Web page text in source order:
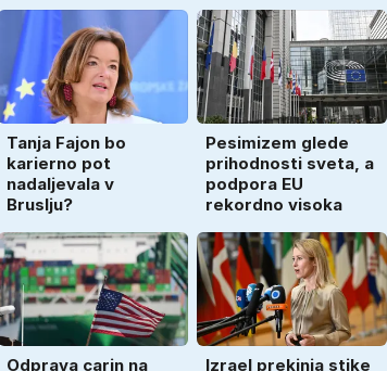
Tanja Fajon bo
karierno pot
nadaljevala v
Bruslju?
Pesimizem glede
prihodnosti sveta, a
podpora EU
rekordno visoka
Odprava carin na
Izrael prekinja stike